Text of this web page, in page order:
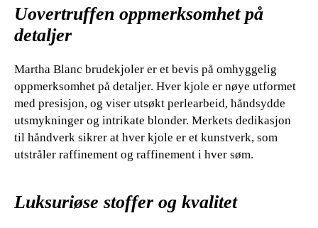
Uovertruffen oppmerksomhet på
detaljer
Martha Blanc brudekjoler er et bevis på omhyggelig
oppmerksomhet på detaljer. Hver kjole er nøye utformet
med presisjon, og viser utsøkt perlearbeid, håndsydde
utsmykninger og intrikate blonder. Merkets dedikasjon
til håndverk sikrer at hver kjole er et kunstverk, som
utstråler raffinement og raffinement i hver søm.
Luksuriøse stoffer og kvalitet